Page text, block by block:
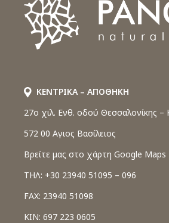
ΚΕΝΤΡΙΚΑ – ΑΠΟΘΗΚΗ
27o χιλ. Ενθ. οδού Θεσσαλονίκης –
572 00 Αγιος Βασίλειος
Βρείτε μας στο χάρτη Google Maps
ΤΗΛ: +30 23940 51095 – 096
FAX: 23940 51098
ΚΙΝ: 697 223 0605